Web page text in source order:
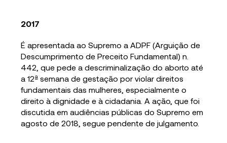
2017
É apresentada ao Supremo a ADPF (Arguição de
Descumprimento de Preceito Fundamental) n.
442, que pede a descriminalização do aborto até
a 12ª semana de gestação por violar direitos
fundamentais das mulheres, especialmente o
direito à dignidade e à cidadania. A ação, que foi
discutida em audiências públicas do Supremo em
agosto de 2018, segue pendente de julgamento.